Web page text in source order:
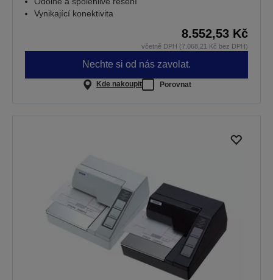
Vynikající konektivita
8.552,53 Kč
včetně DPH (7.068,21 Kč bez DPH)
Nechte si od nás zavolat.
Kde nakoupit Porovnat